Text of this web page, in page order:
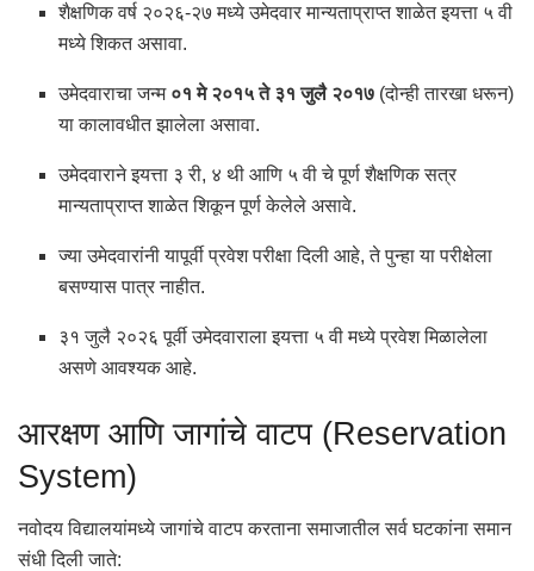
शैक्षणिक वर्ष २०२६-२७ मध्ये उमेदवार मान्यताप्राप्त शाळेत इयत्ता ५ वी
मध्ये शिकत असावा.
उमेदवाराचा जन्म ०१ मे २०१५ ते ३१ जुलै २०१७ (दोन्ही तारखा धरून)
या कालावधीत झालेला असावा.
उमेदवाराने इयत्ता ३ री, ४ थी आणि ५ वी चे पूर्ण शैक्षणिक सत्र
मान्यताप्राप्त शाळेत शिकून पूर्ण केलेले असावे.
ज्या उमेदवारांनी यापूर्वी प्रवेश परीक्षा दिली आहे, ते पुन्हा या परीक्षेला
बसण्यास पात्र नाहीत.
३१ जुलै २०२६ पूर्वी उमेदवाराला इयत्ता ५ वी मध्ये प्रवेश मिळालेला
असणे आवश्यक आहे.
आरक्षण आणि जागांचे वाटप (Reservation
System)
नवोदय विद्यालयांमध्ये जागांचे वाटप करताना समाजातील सर्व घटकांना समान
संधी दिली जाते: